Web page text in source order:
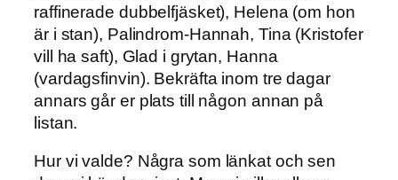
raffinerade dubbelfjäsket), Helena (om hon
är i stan), Palindrom-Hannah, Tina (Kristofer
vill ha saft), Glad i grytan, Hanna
(vardagsfinvin). Bekräfta inom tre dagar
annars går er plats till någon annan på
listan.
Hur vi valde? Några som länkat och sen